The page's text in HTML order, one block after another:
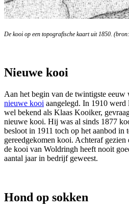
De kooi op een topografische kaart uit 1850.
Nieuwe kooi
Aan het begin van de twintigste eeuw
nieuwe kooi aangelegd. In 1910
wel bekend als Klaas Kooiker,
nieuwe kooi. Hij was al sinds 1877
besloot in 1911 toch op het aanbod in
gereedgekomen kooi. Achteraf
de kooi van Woldringh heeft nooit
aantal jaar in bedrijf geweest.
Hond op sokken